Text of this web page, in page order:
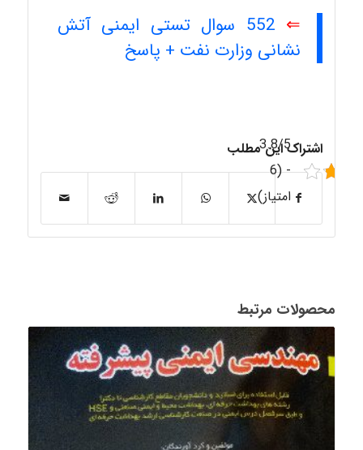
⇐
552 سوال تستی ایمنی آتش
نشانی وزارت نفت + پاسخ
اشتراک این مطلب
3.8/5
- (6
امتیاز)
محصولات مرتبط